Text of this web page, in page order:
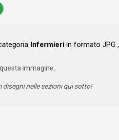
Infermieriin formato JPG ,
immagine.
nelle sezioni qui sotto!